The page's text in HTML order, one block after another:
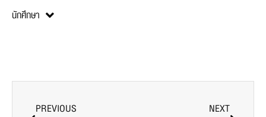
นักศึกษา
PREVIOUS
NEXT